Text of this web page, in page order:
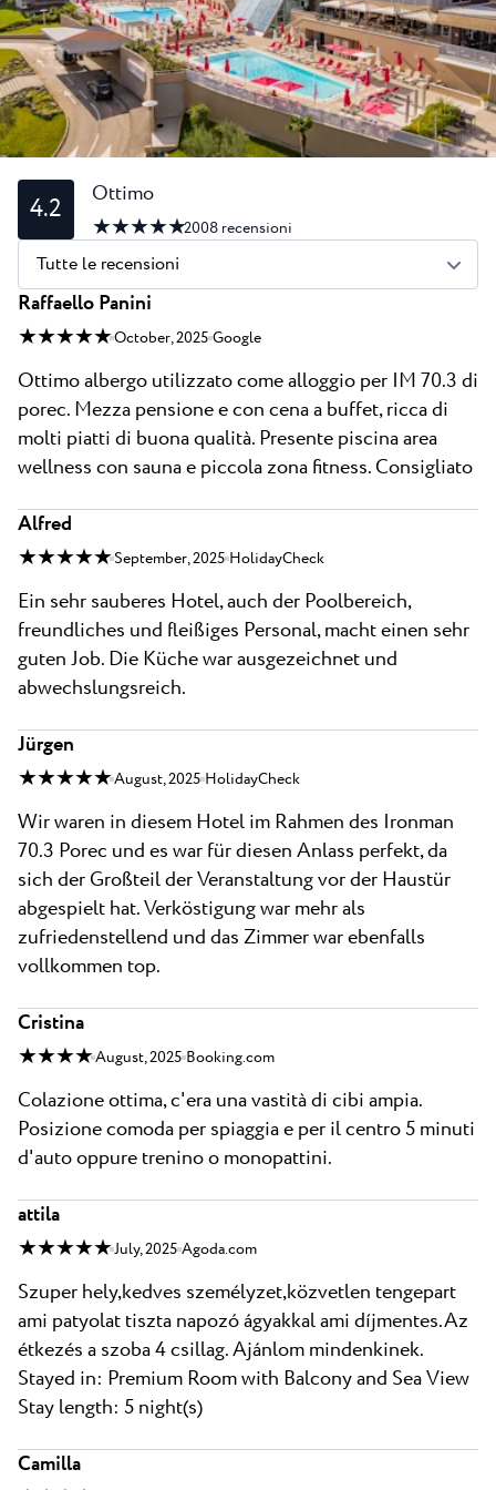
Spiaggie
Plava Laguna Sport
Soggiorno attivo
Marine
Gastronomia
Pepi Club
Novità
Contatto
4.2 Ottimo
★ ★ ★ ★ ★2008 recensioni
Tutte le recensioni
Raffaello Panini
★ ★ ★ ★ ★ October, 2025 Google
Ottimo albergo utilizzato come alloggio per IM 70.3 di
porec. Mezza pensione e con cena a buffet, ricca di
molti piatti di buona qualità. Presente piscina area
wellness con sauna e piccola zona fitness. Consigliato
Alfred
★ ★ ★ ★ ★ September, 2025 HolidayCheck
Ein sehr sauberes Hotel, auch der Poolbereich,
freundliches und fleißiges Personal, macht einen sehr
guten Job. Die Küche war ausgezeichnet und
abwechslungsreich.
Jürgen
★ ★ ★ ★ ★ August, 2025 HolidayCheck
Wir waren in diesem Hotel im Rahmen des Ironman
70.3 Porec und es war für diesen Anlass perfekt, da
sich der Großteil der Veranstaltung vor der Haustür
abgespielt hat. Verköstigung war mehr als
zufriedenstellend und das Zimmer war ebenfalls
vollkommen top.
Cristina
★ ★ ★ ★ August, 2025 Booking.com
Colazione ottima, c'era una vastità di cibi ampia.
Posizione comoda per spiaggia e per il centro 5 minuti
d'auto oppure trenino o monopattini.
attila
★ ★ ★ ★ ★ July, 2025 Agoda.com
Szuper hely,kedves személyzet,közvetlen tengepart
ami patyolat tiszta napozó ágyakkal ami díjmentes.Az
étkezés a szoba 4 csillag. Ajánlom mindenkinek.
Stayed in: Premium Room with Balcony and Sea View
Stay length: 5 night(s)
Camilla